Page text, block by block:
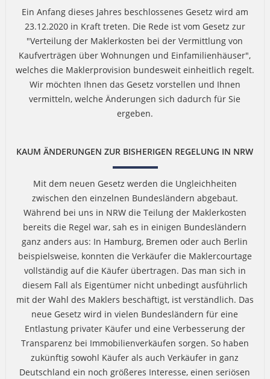
Ein Anfang dieses Jahres beschlossenes Gesetz wird am
23.12.2020 in Kraft treten. Die Rede ist vom Gesetz zur
"Verteilung der Maklerkosten bei der Vermittlung von
Kaufverträgen über Wohnungen und Einfamilienhäuser",
welches die Maklerprovision bundesweit einheitlich regelt.
Wir möchten Ihnen das Gesetz vorstellen und Ihnen
vermitteln, welche Änderungen sich dadurch für Sie
ergeben.
KAUM ÄNDERUNGEN ZUR BISHERIGEN REGELUNG IN NRW
Mit dem neuen Gesetz werden die Ungleichheiten
zwischen den einzelnen Bundesländern abgebaut.
Während bei uns in NRW die Teilung der Maklerkosten
bereits die Regel war, sah es in einigen Bundesländern
ganz anders aus: In Hamburg, Bremen oder auch Berlin
beispielsweise, konnten die Verkäufer die Maklercourtage
vollständig auf die Käufer übertragen. Das man sich in
diesem Fall als Eigentümer nicht unbedingt ausführlich
mit der Wahl des Maklers beschäftigt, ist verständlich. Das
neue Gesetz wird in vielen Bundesländern für eine
Entlastung privater Käufer und eine Verbesserung der
Transparenz bei Immobilienverkäufen sorgen. So haben
zukünftig sowohl Käufer als auch Verkäufer in ganz
Deutschland ein noch größeres Interesse, einen seriösen